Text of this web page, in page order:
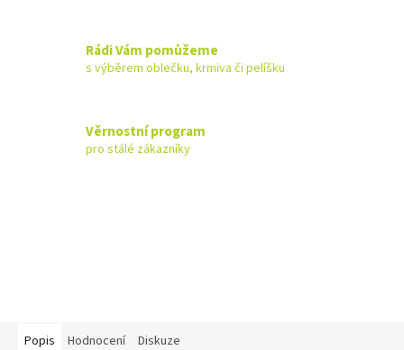
Rádi Vám pomůžeme
s výběrem oblečku, krmiva či pelíšku
Věrnostní program
pro stálé zákazníky
Popis Hodnocení Diskuze